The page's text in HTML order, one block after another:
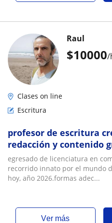
$10000/
Raul
Clases on line
Escritura
profesor de escritura
redacción y contenido
egresado de licenciatura en
recorrido innato por el mundo
hoy, año 2026.formas adec...
ver más